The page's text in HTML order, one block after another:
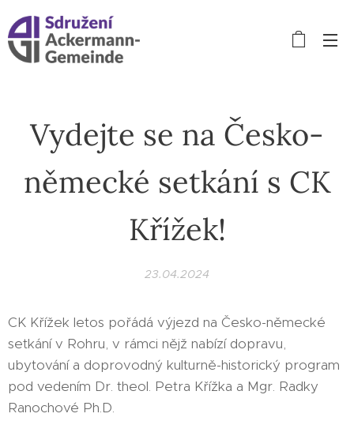
Vydejte se na Česko-
německé setkání s CK
Křížek!
23.04.2024
CK Křížek letos pořádá výjezd na Česko-německé
setkání v Rohru, v rámci nějž nabízí dopravu,
ubytování a doprovodný kulturně-historický program
pod vedením Dr. theol. Petra Křížka a Mgr. Radky
Ranochové Ph.D.